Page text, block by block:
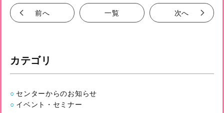
前へ 一覧 次へ
カテゴリ
センターからのお知らせ
イベント・セミナー